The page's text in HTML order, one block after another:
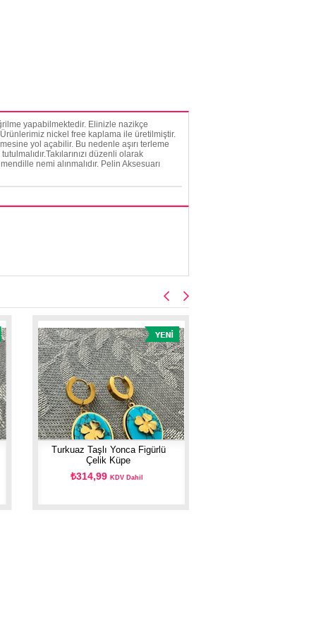
yapabilmektedir. Elinizle nazikçe
nickel free kaplama ile üretilmiştir.
yol açabilir. Bu nedenle aşırı terleme
düzenli olarak
nemi alınmalıdır. Pelin Aksesuarı
Turkuaz Taşlı Yonca Figürlü
Çelik Küpe
₺314,99 KDV Dahil